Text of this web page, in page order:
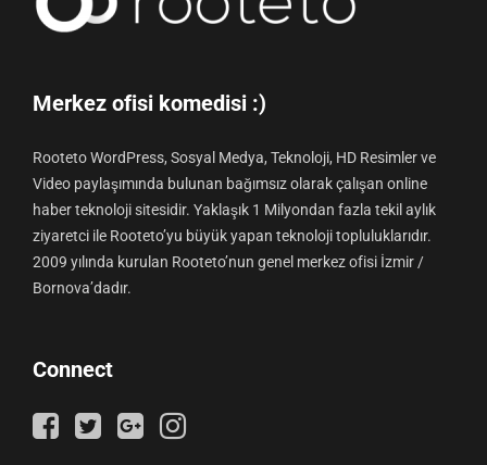
Merkez ofisi komedisi :)
Rooteto WordPress, Sosyal Medya, Teknoloji, HD Resimler ve
Video paylaşımında bulunan bağımsız olarak çalışan online
haber teknoloji sitesidir. Yaklaşık 1 Milyondan fazla tekil aylık
ziyaretci ile Rooteto’yu büyük yapan teknoloji topluluklarıdır.
2009 yılında kurulan Rooteto’nun genel merkez ofisi İzmir /
Bornova’dadır.
Connect